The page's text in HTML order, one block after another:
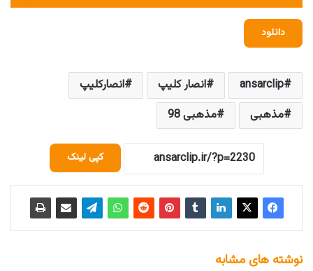
دانلود
ansarclip انصار کلیپ
انصارکلیپ
مذهبی
مذهبی 98
کپی لینک
نوشته های مشابه